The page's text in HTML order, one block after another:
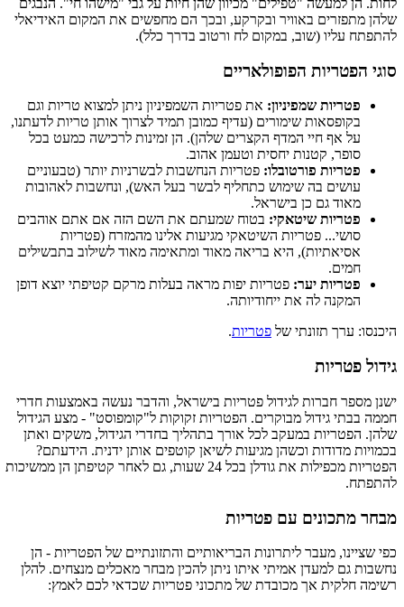
לחות. הן למעשה "טפילים" מכיוון שהן חיות על גבי "מישהו חי". הנבגים
שלהן מתפזרים באוויר ובקרקע, ובכך הם מחפשים את המקום האידיאלי
להתפתח עליו (שוב, במקום לח ורטוב בדרך כלל).
סוגי הפטריות הפופולאריים
פטריות שמפיניון: את פטריות השמפיניון ניתן למצוא טריות וגם
בקופסאות שימורים (עדיף כמובן תמיד לצרוך אותן טריות לדעתנו,
על אף חיי המדף הקצרים שלהן). הן זמינות לרכישה כמעט בכל
סופר, קטנות יחסית וטעמן אהוב.
פטריות פורטובלו: פטריות הנחשבות לבשרניות יותר (טבעוניים
עושים בה שימוש כתחליף לבשר בעל האש), ונחשבות לאהובות
מאוד גם כן בישראל.
פטריות שיטאקי: בטוח שמעתם את השם הזה אם אתם אוהבים
סושי... פטריות השיטאקי מגיעות אלינו מהמזרח (פטריות
אסיאתיות), היא בריאה מאוד ומתאימה מאוד לשילוב בתבשילים
חמים.
פטריות יער: פטריות יפות מראה בעלות מרקם קטיפתי יוצא דופן
המקנה לה את ייחודיותה.
היכנסו: ערך תזונתי של פטריות.
גידול פטריות
ישנן מספר חברות לגידול פטריות בישראל, והדבר נעשה באמצעות חדרי
חממה בבתי גידול מבוקרים. הפטריות זקוקות ל"קומפוסט" - מצע הגידול
שלהן. הפטריות במעקב לכל אורך בתהליך בחדרי הגידול, משקים ואתן
בכמויות מדודות וכשהן מגיעות לשיאן קוטפים אותן ידנית. הידעתם?
הפטריות מכפילות את גודלן בכל 24 שעות, גם לאחר קטיפתן הן ממשיכות
להתפתח.
מבחר מתכונים עם פטריות
כפי שציינו, מעבר ליתרונות הבריאותיים והתזונתיים של הפטריות - הן
נחשבות גם למעדן אמיתי איתו ניתן להכין מבחר מאכלים מנצחים. להלן
רשימה חלקית אך מכובדת של מתכוני פטריות שכדאי לכם לאמץ: